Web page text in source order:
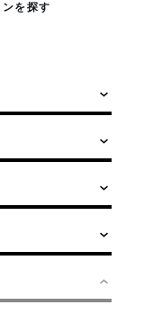
を探す